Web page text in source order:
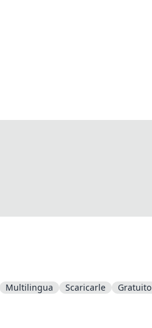
Multilingua Scaricarle Gratuito